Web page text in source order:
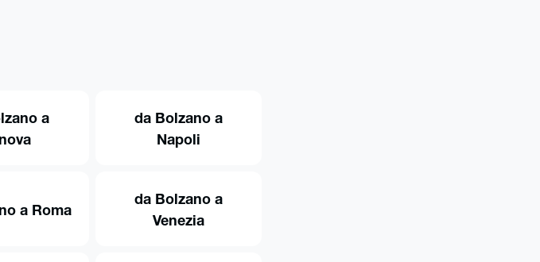
a
da Bolzano a
Napoli
a Roma
da Bolzano a
Venezia